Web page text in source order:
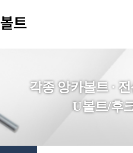
각종 앙카볼트 ·
U볼트/후